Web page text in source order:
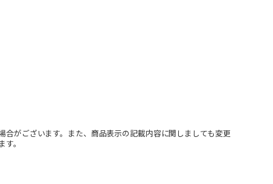
がございます。また、商品表示の記載内容に関しましても変更
。